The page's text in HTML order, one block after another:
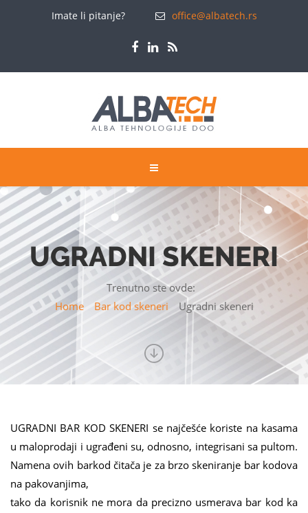
Imate li pitanje? office@albatech.rs
UGRADNI SKENERI
Trenutno ste ovde:
Home
Bar kod skeneri Ugradni skeneri
UGRADNI BAR KOD SKENERI se najčešće koriste na kasama
u maloprodaji i ugrađeni su, odnosno, integrisani sa pultom.
Namena ovih barkod čitača je za brzo skeniranje bar kodova
na pakovanjima,
tako da korisnik ne mora da precizno usmerava bar kod ka